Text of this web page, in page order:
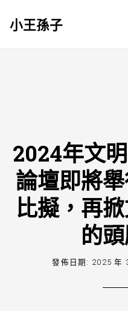
小王孫子
2024年文
論壇即將
比擬，再
的
發佈日期: 2025 年